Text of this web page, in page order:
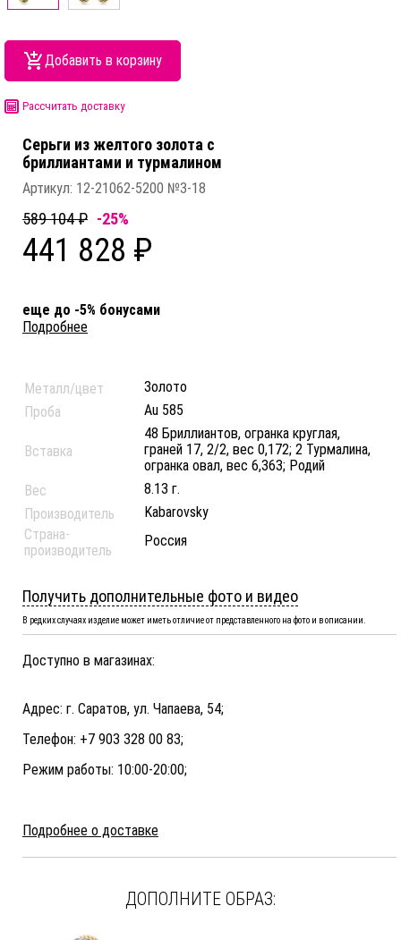
Добавить в корзину
Рассчитать доставку
Серьги из желтого золота c
бриллиантами и турмалином
Артикул: 12-21062-5200 №3-18
589 104 ₽ -25%
441 828 ₽
еще до -5% бонусами
Подробнее
Металл/цвет
Золото
Проба
Au 585
Вставка
48 Бриллиантов, огранка круглая,
граней 17, 2/2, вес 0,172; 2 Турмалина,
огранка овал, вес 6,363; Родий
Вес
8.13 г.
Производитель
Kabarovsky
Страна-
производитель
Россия
Получить дополнительные фото и видео
В редких случаях изделие может иметь отличие от представленного на фото и в описании.
Доступно в магазинах:
Адрес: г. Саратов, ул. Чапаева, 54;
Телефон: +7 903 328 00 83;
Режим работы: 10:00-20:00;
Подробнее о доставке
ДОПОЛНИТЕ ОБРАЗ: